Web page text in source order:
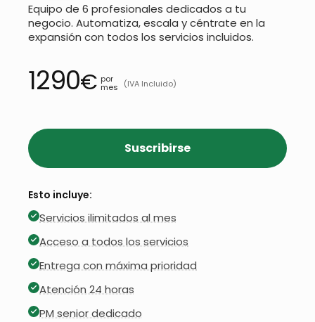
Equipo de 6 profesionales dedicados a tu
negocio. Automatiza, escala y céntrate en la
expansión con todos los servicios incluidos.
1290€ por
mes (IVA Incluido)
Suscribirse
Esto incluye:
Servicios ilimitados al mes
Acceso a todos los servicios
Entrega con máxima prioridad
Atención 24 horas
PM senior dedicado